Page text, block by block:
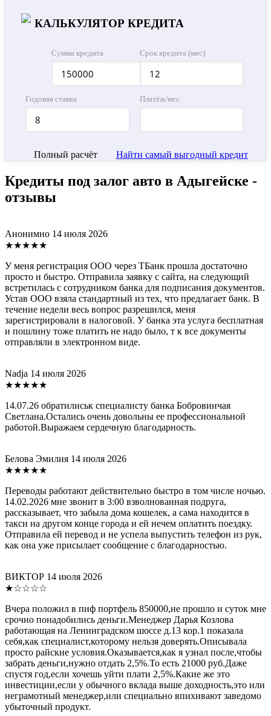
КАЛЬКУЛЯТОР КРЕДИТА
Сумма кредита Срок кредита (мес)
Годовая ставка Платёж/мес.
Полный расчёт Найти самый выгодный кредит
Кредиты под залог авто в Адыгейске -
отзывы
Анонимно 14 июля 2026
★★★★★
У меня регистрация ООО через ТБанк прошла достаточно
просто и быстро. Отправила заявку с сайта, на следующий
встретилась с сотрудником банка для подписания документов.
Устав ООО взяла стандартный из тех, что предлагает банк. В
течение недели весь вопрос разрешился, меня
зарегистрировали в налоговой. У банка эта услуга бесплатная
и пошлину тоже платить не надо было, т к все документы
отправляли в электронном виде.
Nadja 14 июля 2026
★★★★★
14.07.26 обратилиськ специалисту банка Бобровинчая
Светлана.Остались очень довольны ее профессиональной
работой.Выражаем сердечную благодарность.
Белова Эмилия 14 июля 2026
★★★★★
Переводы работают действительно быстро в том числе ночью.
14.02.2026 мне звонит в 3:00 взволнованная подруга,
рассказывает, что забыла дома кошелек, а сама находится в
такси на другом конце города и ей нечем оплатить поездку.
Отправила ей перевод и не успела выпустить телефон из рук,
как она уже присылает сообщение с благодарностью.
ВИКТОР 14 июля 2026
★☆☆☆☆
Вчера положил в пиф портфель 850000,не прошло и суток мне
срочно понадобились деньги.Менеджер Дарья Козлова
работающая на Ленинградском шоссе д.13 кор.1 показала
себя,как специалист,которому нельзя доверять.Описывала
просто райские условия.Оказывается,как я узнал после,чтобы
забрать деньги,нужно отдать 2,5%.То есть 21000 руб.Даже
спустя год,если хочешь уйти плати 2,5%.Какие же это
инвестиции,если у обычного вклада выше доходность,это или
неграмотный менеджер,или специально впихивают заведомо
убыточный продукт.